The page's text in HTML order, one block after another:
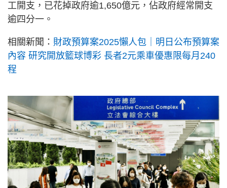
工開支，已花掉政府逾1,650億元，佔政府經常開支
逾四分一。
相關新聞： 財政預算案2025懶人包｜明日公布預算案
內容 研究開放籃球博彩 長者2元乘車優惠限每月240
程